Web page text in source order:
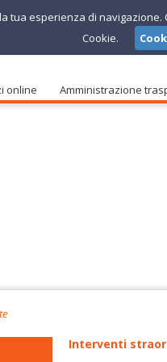
online Amministrazione
Interventi
tua esperienza di
Cookie.